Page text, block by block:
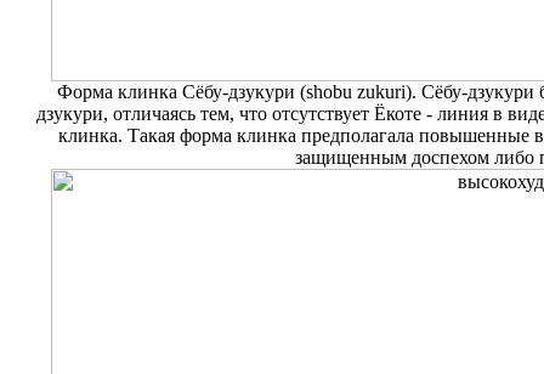
Форма клинка Сёбу-дзукури (shobu zukuri). Сёбу-
дзукури, отличаясь тем, что отсутствует Ёкоте - линия в
клинка. Такая форма клинка предполагала повышенные
защищенным доспехом либо